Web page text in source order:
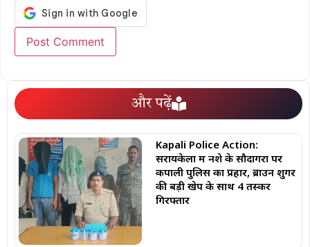
और पढ़ें
Kapali Police Action:
सरायकेला में नशे के सौदागरों पर
कपाली पुलिस का प्रहार, ब्राउन शुगर
की बड़ी खेप के साथ 4 तस्कर
गिरफ्तार